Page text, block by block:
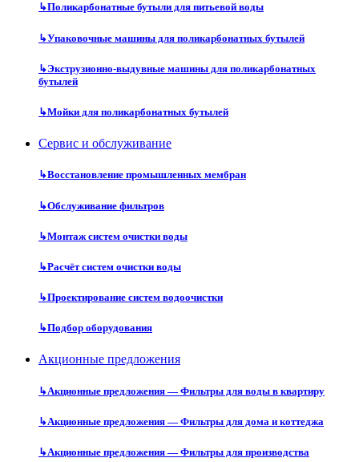
↳Поликарбонатные бутыли для питьевой воды
↳Упаковочные машины для поликарбонатных бутылей
↳Экструзионно-выдувные машины для поликарбонатных
бутылей
↳Мойки для поликарбонатных бутылей
Сервис и обслуживание
↳Восстановление промышленных мембран
↳Обслуживание фильтров
↳Монтаж систем очистки воды
↳Расчёт систем очистки воды
↳Проектирование систем водоочистки
↳Подбор оборудования
Акционные предложения
↳Акционные предложения — Фильтры для воды в квартиру
↳Акционные предложения — Фильтры для дома и коттеджа
↳Акционные предложения — Фильтры для производства